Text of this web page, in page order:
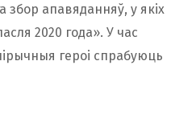
збор апавяданняў, у якіх
2020 года». У час
героі спрабуюць